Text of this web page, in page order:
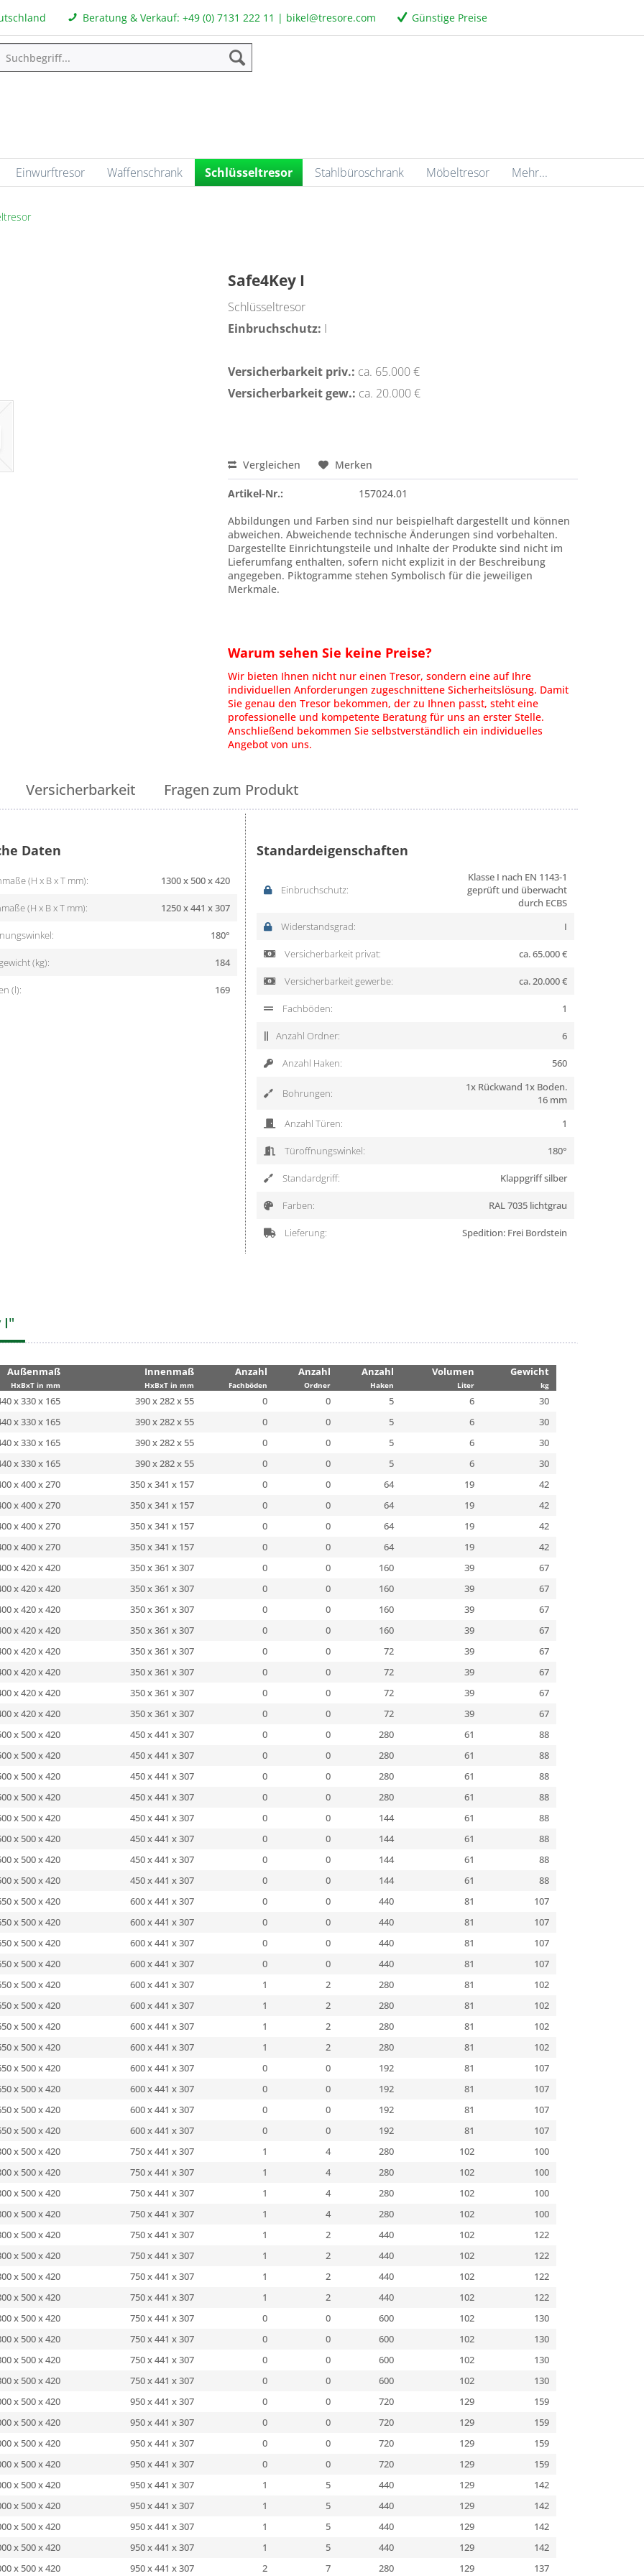
Beratung & Verkauf: +49 (0) 7131 222 11 | bikel@tresore.com Günstige Preise
Einwurftresor Waffenschrank Schlüsseltresor Stahlbüroschrank Möbeltresor Mehr...
Safe4Key I
Schlüsseltresor
Einbruchschutz: I
Versicherbarkeit priv.: ca. 65.000 €
Versicherbarkeit gew.: ca. 20.000 €
Vergleichen Merken
Artikel-Nr.:
157024.01
Abbildungen und Farben sind nur beispielhaft dargestellt und können
abweichen. Abweichende technische Änderungen sind vorbehalten.
Dargestellte Einrichtungsteile und Inhalte der Produkte sind nicht im
Lieferumfang enthalten, sofern nicht explizit in der Beschreibung
angegeben. Piktogramme stehen Symbolisch für die jeweiligen
Merkmale.
Warum sehen Sie keine Preise?
Wir bieten Ihnen nicht nur einen Tresor, sondern eine auf Ihre
individuellen Anforderungen zugeschnittene Sicherheitslösung. Damit
Sie genau den Tresor bekommen, der zu Ihnen passt, steht eine
professionelle und kompetente Beratung für uns an erster Stelle.
Anschließend bekommen Sie selbstverständlich ein individuelles
Angebot von uns.
Versicherbarkeit Fragen zum Produkt
Daten
(H x B x T mm): 1300 x 500 x 420
(H x B x T mm): 1250 x 441 x 307
180°
(kg): 184
(l): 169
Standardeigenschaften
Einbruchschutz:
Klasse I nach EN 1143-1
geprüft und überwacht
durch ECBS
Widerstandsgrad:
I
Versicherbarkeit privat: ca. 65.000 €
Versicherbarkeit gewerbe: ca. 20.000 €
Fachböden: 1
Anzahl Ordner: 6
Anzahl Haken: 560
Bohrungen:
1x Rückwand 1x Boden.
16 mm
Anzahl Türen:
1
Türoffnungswinkel: 180°
Standardgriff: Klappgriff silber
Farben: RAL 7035 lichtgrau
Lieferung: Spedition: Frei Bordstein
I"
Außenmaß
HxBxT in mm
Innenmaß
HxBxT in mm
Anzahl
Fachböden
Anzahl
Ordner
Anzahl
Haken
Volumen
Liter
Gewicht
kg
x 330 x 165 390 x 282 x 55 0 0 5 6
30
x 330 x 165 390 x 282 x 55 0 0 5 6
30
x 330 x 165 390 x 282 x 55 0 0 5 6
30
x 330 x 165 390 x 282 x 55 0 0 5 6
30
x 400 x 270 350 x 341 x 157 0 0 64 19
42
x 400 x 270 350 x 341 x 157 0 0 64 19
42
x 400 x 270 350 x 341 x 157 0 0 64 19
42
x 400 x 270 350 x 341 x 157 0 0 64 19
42
x 420 x 420 350 x 361 x 307 0 0 160 39
67
x 420 x 420 350 x 361 x 307 0 0 160 39
67
x 420 x 420 350 x 361 x 307 0 0 160 39
67
x 420 x 420 350 x 361 x 307 0 0 160 39
67
x 420 x 420 350 x 361 x 307 0 0 72 39
67
x 420 x 420 350 x 361 x 307 0 0 72 39
67
x 420 x 420 350 x 361 x 307 0 0 72 39
67
x 420 x 420 350 x 361 x 307 0 0 72 39
67
x 500 x 420 450 x 441 x 307 0 0 280 61
88
x 500 x 420 450 x 441 x 307 0 0 280 61
88
x 500 x 420 450 x 441 x 307 0 0 280 61
88
x 500 x 420 450 x 441 x 307 0 0 280 61
88
x 500 x 420 450 x 441 x 307 0 0 144 61
88
x 500 x 420 450 x 441 x 307 0 0 144 61
88
x 500 x 420 450 x 441 x 307 0 0 144 61
88
x 500 x 420 450 x 441 x 307 0 0 144 61
88
x 500 x 420 600 x 441 x 307 0 0 440 81
107
x 500 x 420 600 x 441 x 307 0 0 440 81
107
x 500 x 420 600 x 441 x 307 0 0 440 81
107
x 500 x 420 600 x 441 x 307 0 0 440 81
107
x 500 x 420 600 x 441 x 307 1 2 280 81
102
x 500 x 420 600 x 441 x 307 1 2 280 81
102
x 500 x 420 600 x 441 x 307 1 2 280 81
102
x 500 x 420 600 x 441 x 307 1 2 280 81
102
x 500 x 420 600 x 441 x 307 0 0 192 81
107
x 500 x 420 600 x 441 x 307 0 0 192 81
107
x 500 x 420 600 x 441 x 307 0 0 192 81
107
x 500 x 420 600 x 441 x 307 0 0 192 81
107
x 500 x 420 750 x 441 x 307 1 4 280 102
100
x 500 x 420 750 x 441 x 307 1 4 280 102
100
x 500 x 420 750 x 441 x 307 1 4 280 102
100
x 500 x 420 750 x 441 x 307 1 4 280 102
100
x 500 x 420 750 x 441 x 307 1 2 440 102
122
x 500 x 420 750 x 441 x 307 1 2 440 102
122
x 500 x 420 750 x 441 x 307 1 2 440 102
122
x 500 x 420 750 x 441 x 307 1 2 440 102
122
x 500 x 420 750 x 441 x 307 0 0 600 102
130
x 500 x 420 750 x 441 x 307 0 0 600 102
130
x 500 x 420 750 x 441 x 307 0 0 600 102
130
x 500 x 420 750 x 441 x 307 0 0 600 102
130
x 500 x 420 950 x 441 x 307 0 0 720 129
159
x 500 x 420 950 x 441 x 307 0 0 720 129
159
x 500 x 420 950 x 441 x 307 0 0 720 129
159
x 500 x 420 950 x 441 x 307 0 0 720 129
159
x 500 x 420 950 x 441 x 307 1 5 440 129
142
x 500 x 420 950 x 441 x 307 1 5 440 129
142
x 500 x 420 950 x 441 x 307 1 5 440 129
142
x 500 x 420 950 x 441 x 307 1 5 440 129
142
x 500 x 420 950 x 441 x 307 2 7 280 129 137